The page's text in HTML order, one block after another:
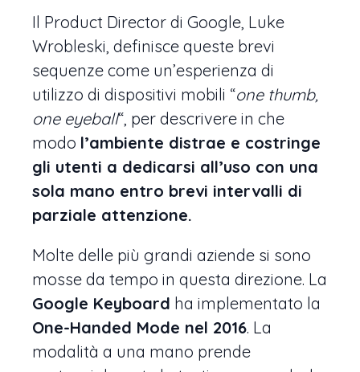
Il Product Director di Google, Luke
Wrobleski, definisce queste brevi
sequenze come un’esperienza di
utilizzo di dispositivi mobili “one thumb,
one eyeball“, per descrivere in che
modo l’ambiente distrae e costringe
gli utenti a dedicarsi all’uso con una
sola mano entro brevi intervalli di
parziale attenzione.
Molte delle più grandi aziende si sono
mosse da tempo in questa direzione. La
Google Keyboard ha implementato la
One-Handed Mode nel 2016. La
modalità a una mano prende